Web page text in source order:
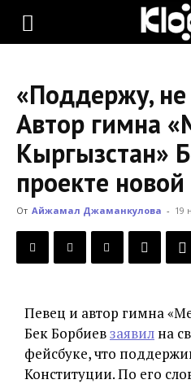
KLOOP.KG
Новости
Кыргызстана
«Поддержу, не
Автор гимна
Кыргызстан»
проекте
От Айжамал Джаманкулова - 19
Певец и автор гимна
Бек Борбиевзаявил на
фейсбуке, что
Конституции. По его